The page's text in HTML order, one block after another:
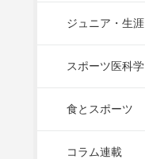
ジュニア・生
スポーツ医科学
食とスポーツ
コラム連載